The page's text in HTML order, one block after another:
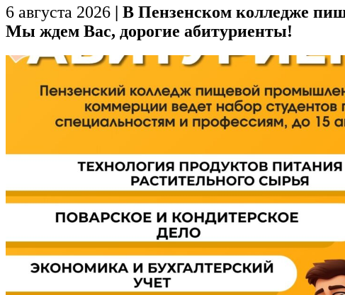
6 августа 2026 | В Пензенском колледже
Мы ждем Вас, дорогие абитуриенты!